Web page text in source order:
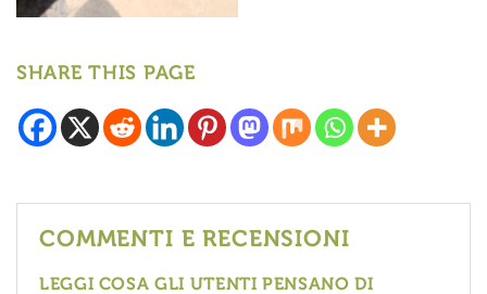
SHARE THIS PAGE
COMMENTI E RECENSIONI
LEGGI COSA GLI UTENTI PENSANO DI